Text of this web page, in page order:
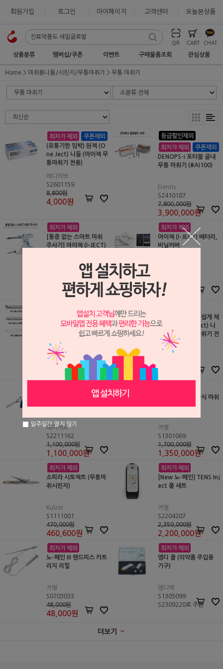
회원가입 로그인 마이페이지 고객센터 오늘본상품
QR CART CHAT
상품분류 멤버십/쿠폰 이벤트 구매물품조회 관심상품
Home 마취용니들/시린지/무통마취기 무통 마취기
(유통기한 임박) 원젝 (O
ne Ject) 니들 (아이젝 무
통마취기 전용)
메디허브
S2601159
8,800원
4,000원
DENOPS-i 포터블 골내
무통 마취기 (#AI100)
Dentis
S2410187
7,800,000원
3,900,000원
[통증 없는 스마트 마취
주사기] 아이젝 (I-JECT)
1,650,000원
1,650,000원
아이젝 (I-JECT) 배터리,
비닐커버
55,000원
55,000
아이젝 무통마취기 전용
앰플 캡 (원젝 니들용, 일
메디허브
S2212085
33,000원
27,000 원
[270도 회전으로 쉽게 체
결] 원젝 (One Ject) 니
들 (아이젝 무통마취기 전
용)
메디허브
9,680
[체어 빌트 인] 아이젝 BT
S 무통마취기 (체어 설치
메디허브
S2211162
1,100,000원
1,100,000원
스마트 젝트 (전자식 마취
기)
거명
S1301069
1,700,000원
1,350,000원
소피라 시토젝트 (무통마
취시린지)
Kulzer
S1111001
470,000원
460,600원
[New 노-페인] TENS Inj
ect 풀 세트
거명
S2204207
2,350,000원
2,200,000원
노-페인 III 핸드피스 카트
리지 리필
거명
S0703033
48,000원
48,000원
엠디 쿨 (의약품 주입용
기구)
엠디텍
S1305099
S2309220로 주문
더보기
일주일간 열지 않기